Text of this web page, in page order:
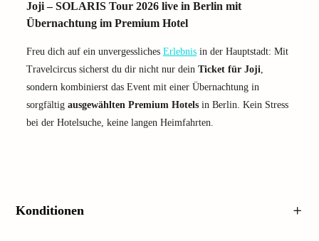
Joji – SOLARIS Tour 2026 live in Berlin mit
Übernachtung im Premium Hotel
Freu dich auf ein unvergessliches Erlebnis in der Hauptstadt: Mit
Travelcircus sicherst du dir nicht nur dein Ticket für Joji,
sondern kombinierst das Event mit einer Übernachtung in
sorgfältig ausgewählten Premium Hotels in Berlin. Kein Stress
bei der Hotelsuche, keine langen Heimfahrten.
Konditionen